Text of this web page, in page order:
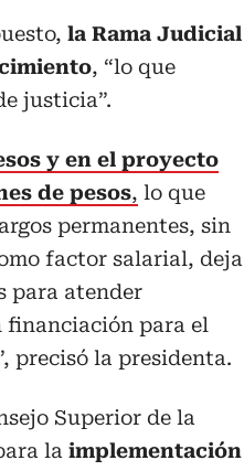
la Rama Judicial
, “lo que
justicia”.
y en el proyecto
de pesos, lo que
permanentes, sin
factor salarial, deja
para atender
financiación para el
precisó la presidenta.
Superior de la
la implementación